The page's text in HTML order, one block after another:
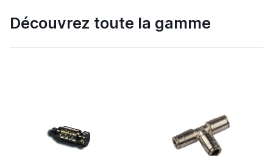
Découvrez toute la gamme